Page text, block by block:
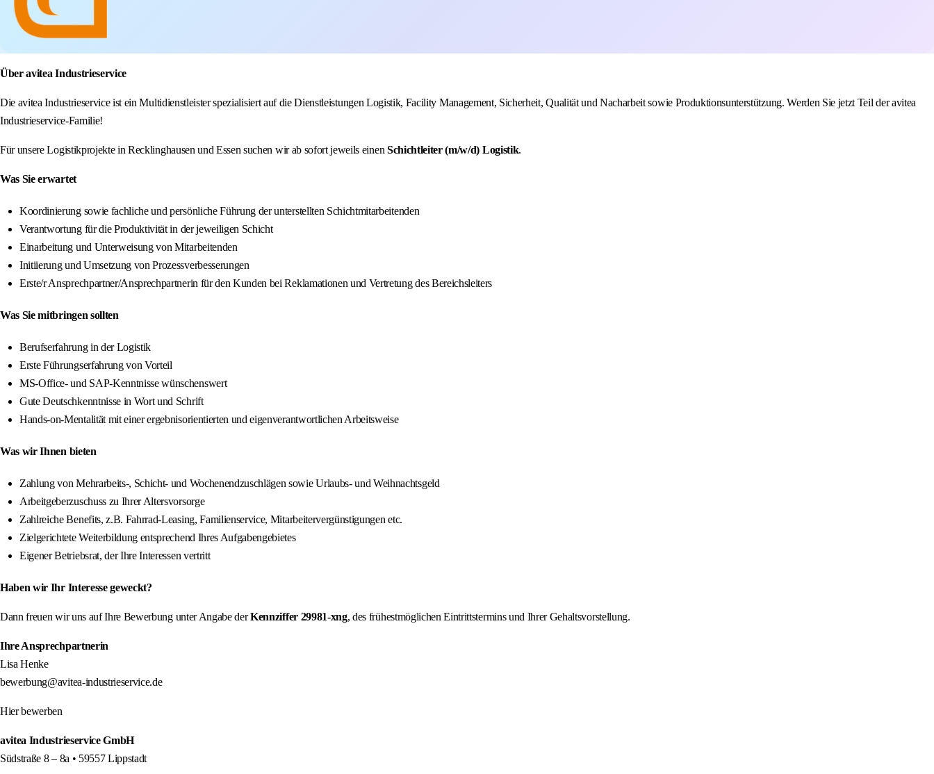
Über avitea Industrieservice
Die avitea Industrieservice ist ein Multidienstleister spezialisiert auf die Dienstleistungen Logistik, Facility Management, Sicherheit, Qualität und Nacharbeit sowie Produktionsunterstützung. Werden Sie jetzt Teil der avitea
Industrieservice-Familie!
Für unsere Logistikprojekte in Recklinghausen und Essen suchen wir ab sofort jeweils einen Schichtleiter (m/w/d) Logistik.
Was Sie erwartet
Koordinierung sowie fachliche und persönliche Führung der unterstellten Schichtmitarbeitenden
Verantwortung für die Produktivität in der jeweiligen Schicht
Einarbeitung und Unterweisung von Mitarbeitenden
Initiierung und Umsetzung von Prozessverbesserungen
Erste/r Ansprechpartner/Ansprechpartnerin für den Kunden bei Reklamationen und Vertretung des Bereichsleiters
Was Sie mitbringen sollten
Berufserfahrung in der Logistik
Erste Führungserfahrung von Vorteil
MS-Office- und SAP-Kenntnisse wünschenswert
Gute Deutschkenntnisse in Wort und Schrift
Hands-on-Mentalität mit einer ergebnisorientierten und eigenverantwortlichen Arbeitsweise
Was wir Ihnen bieten
Zahlung von Mehrarbeits-, Schicht- und Wochenendzuschlägen sowie Urlaubs- und Weihnachtsgeld
Arbeitgeberzuschuss zu Ihrer Altersvorsorge
Zahlreiche Benefits, z.B. Fahrrad-Leasing, Familienservice, Mitarbeitervergünstigungen etc.
Zielgerichtete Weiterbildung entsprechend Ihres Aufgabengebietes
Eigener Betriebsrat, der Ihre Interessen vertritt
Haben wir Ihr Interesse geweckt?
Dann freuen wir uns auf Ihre Bewerbung unter Angabe derKennziffer 29981-xng, des frühestmöglichen Eintrittstermins und Ihrer Gehaltsvorstellung.
Ihre Ansprechpartnerin
Lisa Henke
bewerbung@avitea-industrieservice.de
Hier bewerben
avitea Industrieservice GmbH
Südstraße 8 – 8a • 59557 Lippstadt